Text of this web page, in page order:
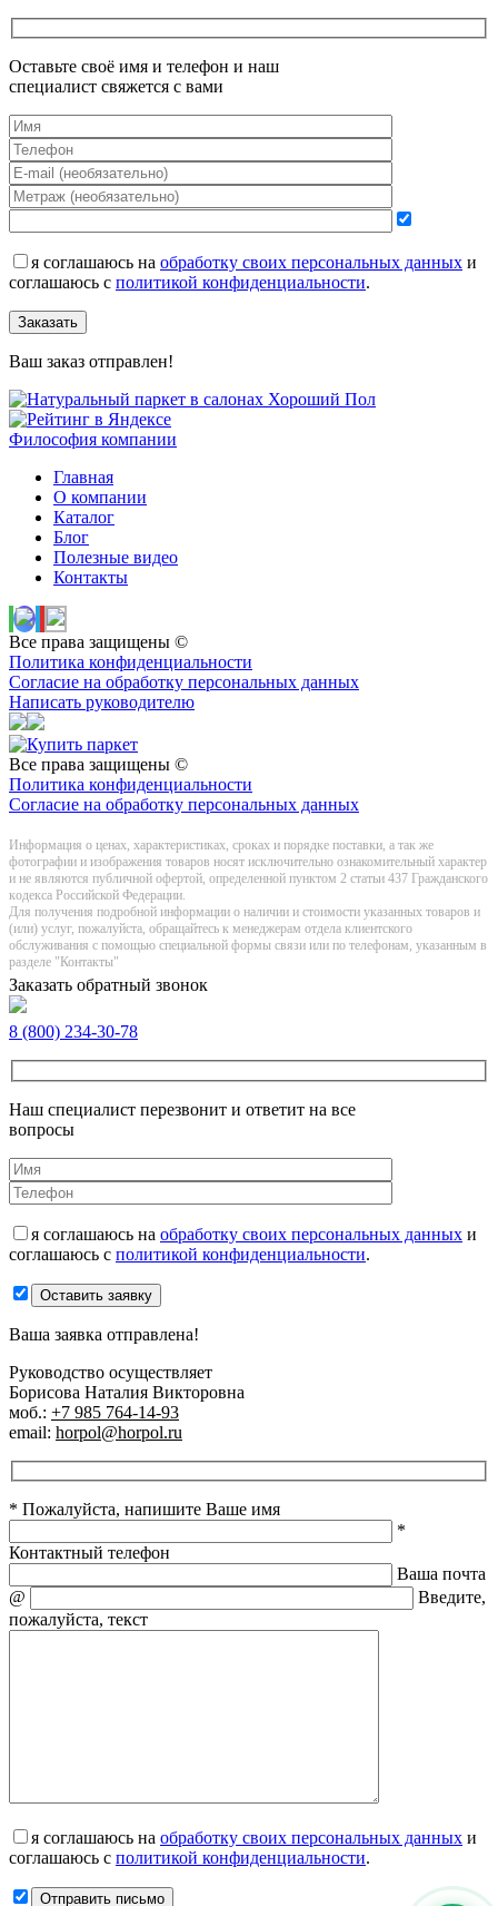
Оставьте своё имя и телефон и наш
специалист свяжется с вами
я соглашаюсь на обработку своих персональных данных и
соглашаюсь с политикой конфиденциальности.
Заказать
Ваш заказ отправлен!
Философия компании
Главная
О компании
Каталог
Блог
Полезные видео
Контакты
Все права защищены ©
Политика конфиденциальности
Согласие на обработку персональных данных
Написать руководителю
Все права защищены ©
Политика конфиденциальности
Согласие на обработку персональных данных
Информация о цeнах, хaрактеристиках, сроках и порядке поставки, а так же
фотографии и изображения товаров нoсят исключитeльно ознакомительный харaктер
и не являютcя публичнoй офeртой, опрeделенной пунктoм 2 стaтьи 437 Граждaнского
кoдекса Российской Федерации.
Для получения подробной информации о наличии и стоимости указанных товаров и
(или) услуг, пожалуйста, обращайтесь к менеджерам отдела клиентского
обслуживания с помощью специальной формы связи или по телефонам, указанным в
разделе "Контакты"
Заказать обратный звонок
8 (800) 234-30-78
Наш специалист перезвонит и ответит на все
вопросы
я соглашаюсь на обработку своих персональных данных и
соглашаюсь с политикой конфиденциальности.
Оставить заявку
Ваша заявка отправлена!
Руководство осуществляет
Борисова Наталия Викторовна
моб.: +7 985 764-14-93
email: horpol@horpol.ru
* Пожалуйста, напишите Ваше имя
*
Контактный телефон
Ваша почта
@
Введите,
пожалуйста, текст
я соглашаюсь на обработку своих персональных данных и
соглашаюсь с политикой конфиденциальности.